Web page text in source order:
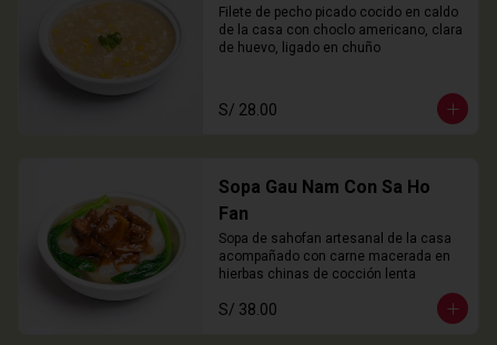
Filete de pecho picado cocido en caldo
de la casa con choclo americano, clara
de huevo, ligado en chuño
S/ 28.00
Sopa Gau Nam Con Sa Ho
Fan
Sopa de sahofan artesanal de la casa
acompañado con carne macerada en
hierbas chinas de cocción lenta
S/ 38.00